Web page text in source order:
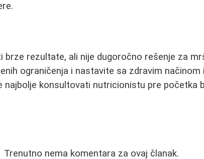
brze rezultate, ali nije dugoročno rešenje za
ograničenja i nastavite sa zdravim načinom
najbolje konsultovati nutricionistu pre početka
Trenutno nema komentara za ovaj članak.